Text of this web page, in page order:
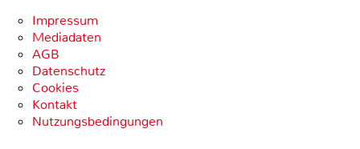
Impressum
Mediadaten
AGB
Datenschutz
Cookies
Kontakt
Nutzungsbedingungen